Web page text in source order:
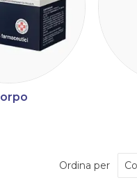
Ordina per